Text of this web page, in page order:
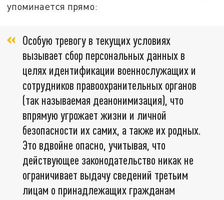
упоминается прямо:
Особую тревогу в текущих условиях
вызывает сбор персональных данных в
целях идентификации военнослужащих и
сотрудников правоохранительных органов
(так называемая деанонимизация), что
впрямую угрожает жизни и личной
безопасности их самих, а также их родных.
Это вдвойне опасно, учитывая, что
действующее законодательство никак не
ограничивает выдачу сведений третьим
лицам о принадлежащих гражданам